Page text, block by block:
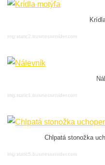
img:static2.businessinsider.com
img:static1.businessinsider.com
Chlpatá stonožka
img:static5.businessinsider.com